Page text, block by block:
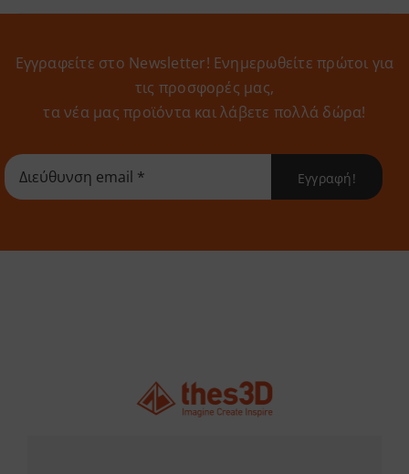
Εγγραφείτε στο Newsletter! Eνημερωθείτε πρώτοι για
τις προσφορές μας,
τα νέα μας προϊόντα και λάβετε πολλά δώρα!
Εγγραφή!